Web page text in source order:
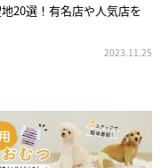
20選！有名店や人気店を
2023.11.25